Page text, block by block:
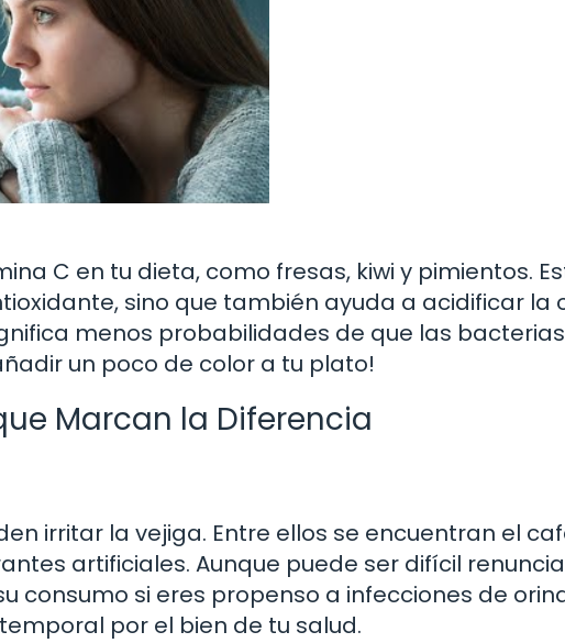
C en tu dieta, como fresas, kiwi y pimientos.
sino que también ayuda a acidificar la
menos probabilidades de que las bacterias
un poco de color a tu plato!
Marcan la Diferencia
irritar la vejiga. Entre ellos se encuentran el
artificiales. Aunque puede ser difícil
consumo si eres propenso a infecciones de
por el bien de tu salud.